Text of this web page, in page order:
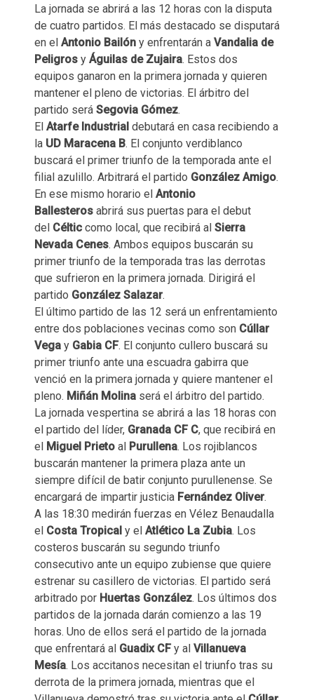
La jornada se abrirá a las 12 horas con la disputa
de cuatro partidos. El más destacado se disputará
en el Antonio Bailón y enfrentarán a Vandalia de
Peligros y Águilas de Zujaira. Estos dos
equipos ganaron en la primera jornada y quieren
mantener el pleno de victorias. El árbitro del
partido será Segovia Gómez.
El Atarfe Industrial debutará en casa recibiendo a
la UD Maracena B. El conjunto verdiblanco
buscará el primer triunfo de la temporada ante el
filial azulillo. Arbitrará el partido González Amigo.
En ese mismo horario el Antonio
Ballesteros abrirá sus puertas para el debut
del Céltic como local, que recibirá al Sierra
Nevada Cenes. Ambos equipos buscarán su
primer triunfo de la temporada tras las derrotas
que sufrieron en la primera jornada. Dirigirá el
partido González Salazar.
El último partido de las 12 será un enfrentamiento
entre dos poblaciones vecinas como son Cúllar
Vega y Gabia CF. El conjunto cullero buscará su
primer triunfo ante una escuadra gabirra que
venció en la primera jornada y quiere mantener el
pleno. Miñán Molina será el árbitro del partido.
La jornada vespertina se abrirá a las 18 horas con
el partido del líder, Granada CF C, que recibirá en
el
Miguel Prieto al Purullena. Los rojiblancos
buscarán mantener la primera plaza ante un
siempre difícil de batir conjunto purullenense. Se
encargará de impartir justicia Fernández Oliver.
A las 18:30 medirán fuerzas en Vélez Benaudalla
el Costa Tropical y el Atlético La Zubia. Los
costeros buscarán su segundo triunfo
consecutivo ante un equipo zubiense que quiere
estrenar su casillero de victorias. El partido será
arbitrado por Huertas González. Los últimos dos
partidos de la jornada darán comienzo a las 19
horas. Uno de ellos será el partido de la jornada
que enfrentará al Guadix CFy al Villanueva
Mesía. Los accitanos necesitan el triunfo tras su
derrota de la primera jornada, mientras que el